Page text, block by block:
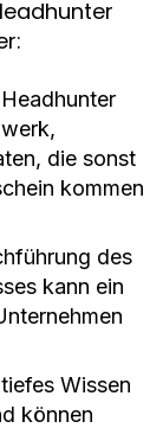
Headhunter
die sonst
kommen
des
kann ein
Wissen
können